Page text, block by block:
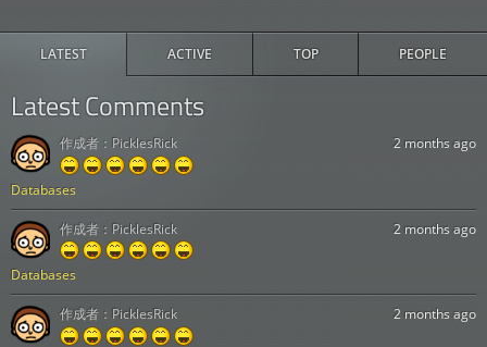
LATEST ACTIVE TOP PEOPLE
Latest Comments
Databases
2 months ago
作成者： PicklesRick
Databases
2 months ago
作成者： PicklesRick
2 months ago
作成者： PicklesRick